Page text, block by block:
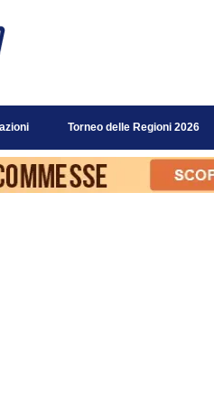
Torneo delle Regioni 2026